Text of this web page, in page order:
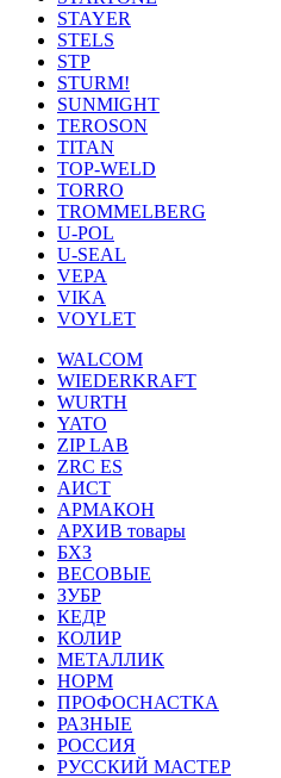
STAYER
STELS
STP
STURM!
SUNMIGHT
TEROSON
TITAN
TOP-WELD
TORRO
TROMMELBERG
U-POL
U-SEAL
VEPA
VIKA
VOYLET
WALCOM
WIEDERKRAFT
WURTH
YATO
ZIP LAB
ZRC ES
АИСТ
АРМАКОН
АРХИВ товары
БХЗ
ВЕСОВЫЕ
ЗУБР
КЕДР
КОЛИР
МЕТАЛЛИК
НОРМ
ПРОФОСНАСТКА
РАЗНЫЕ
РОССИЯ
РУССКИЙ МАСТЕР